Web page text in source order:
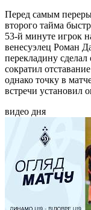
Перед самым
второго тайма
53-й минуте игрок
венесуэлец Роман
перекладину
сократил
однако точку в
встречи установил
видео дня